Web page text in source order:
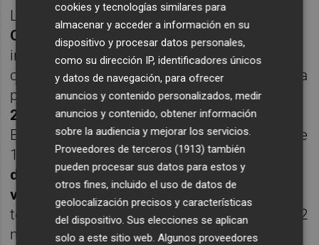
La planta de hidrógeno verdeOrange.bat en
Onda
dispone ya de autorización ambiental
integrada desde el pasado mes de junio y
contempla arrancar las obras en 2027, con la
previsión de estaroperativa en mayo de
2028
. El proyecto se ubicará en el polígono
El Colomer e incorporará un electrolizador de
100 MWe, con capacidad paragenerar más
de 16.400 toneladas anuales de hidrógeno
verde
. La iniciativa movilizará una inversión
total de180 millones de euros , de los que 82
millones procederán de financiación
cookies y tecnologías similares para
almacenar y acceder a información en su
dispositivo y procesar datos personales,
como su dirección IP, identificadores únicos
y datos de navegación, para ofrecer
anuncios y contenido personalizados, medir
anuncios y contenido, obtener información
sobre la audiencia y mejorar los servicios.
Proveedores de terceros (1913) también
pueden procesar sus datos para estos y
otros fines, incluido el uso de datos de
geolocalización precisos y características
del dispositivo. Sus elecciones se aplican
solo a este sitio web. Algunos proveedores